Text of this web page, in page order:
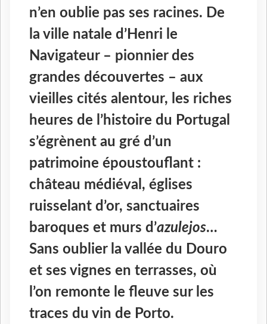
n’en oublie pas ses racines. De
la ville natale d’Henri le
Navigateur – pionnier des
grandes découvertes – aux
vieilles cités alentour, les riches
heures de l’histoire du Portugal
s’égrènent au gré d’un
patrimoine époustouflant :
château médiéval, églises
ruisselant d’or, sanctuaires
baroques et murs d’azulejos…
Sans oublier la vallée du Douro
et ses vignes en terrasses, où
l’on remonte le fleuve sur les
traces du vin de Porto.